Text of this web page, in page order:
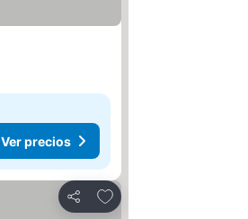
Ver precios
Compartir
Añadir a favoritos